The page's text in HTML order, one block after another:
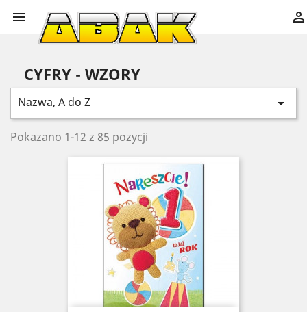
 
CYFRY - WZORY
Nazwa, A do Z 
Pokazano 1-12 z 85 pozycji